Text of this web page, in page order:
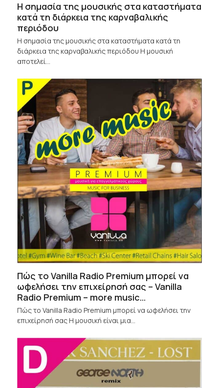
Η σημασία της μουσικής στα καταστήματα
κατά τη διάρκεια της καρναβαλικής
περιόδου
Η σημασία της μουσικής στα καταστήματα κατά τη
διάρκεια της καρναβαλικής περιόδου Η μουσική
αποτελεί…
Πώς το Vanilla Radio Premium μπορεί να
ωφελήσει την επιχείρησή σας – Vanilla
Radio Premium – more music…
Πώς το Vanilla Radio Premium μπορεί να ωφελήσει την
επιχείρησή σας Η μουσική είναι μια…